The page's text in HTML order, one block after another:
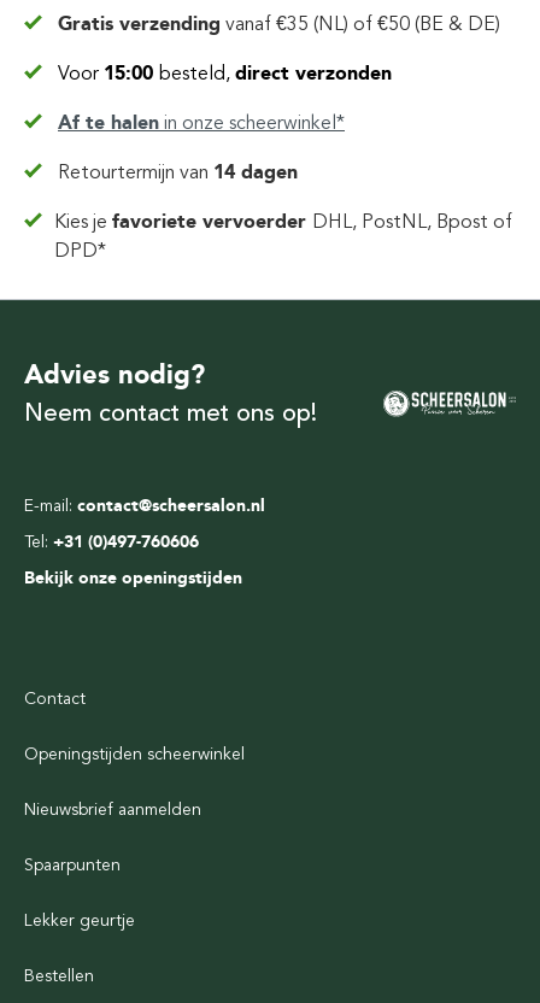
Gratis verzending vanaf €35 (NL) of €50 (BE & DE)
Voor 15:00 besteld, direct verzonden
Af te halen in onze scheerwinkel*
Retourtermijn van 14 dagen
Kies jefavoriete vervoerder DHL, PostNL, Bpost of
DPD*
E-mail: contact@scheersalon.nl
Tel: +31 (0)497-760606
Bekijk onze openingstijden
Advies nodig?
Neem contact met ons op!
Contact
Openingstijden scheerwinkel
Nieuwsbrief aanmelden
Spaarpunten
Lekker geurtje
Bestellen